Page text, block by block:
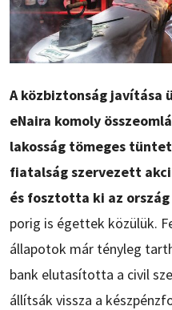
A közbiztonság
eNaira komoly
lakosság tömeges
fiatalság szervezett
és fosztotta ki az
porig is égettek közülük.
állapotok már tényleg
bank elutasította a civil
állítsák vissza a